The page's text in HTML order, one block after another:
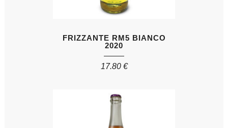
FRIZZANTE RM5 BIANCO
2020
17.80 €